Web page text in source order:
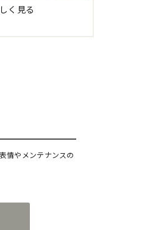
く見る
情やメンテナンスの